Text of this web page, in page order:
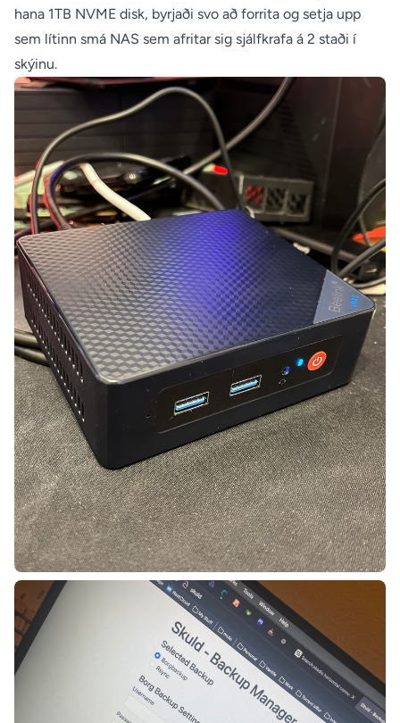
hana 1TB NVME disk, byrjaði svo að forrita og setja upp
sem lítinn smá NAS sem afritar sig sjálfkrafa á 2 staði í
skýinu.